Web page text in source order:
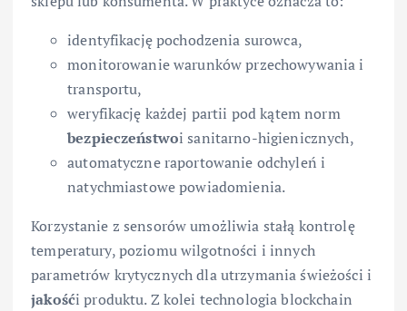
identyfikację pochodzenia surowca,
monitorowanie warunków przechowywania i
transportu,
weryfikację każdej partii pod kątem norm
bezpieczeństwoi sanitarno-higienicznych,
automatyczne raportowanie odchyleń i
natychmiastowe powiadomienia.
Korzystanie z sensorów umożliwia stałą kontrolę
temperatury, poziomu wilgotności i innych
parametrów krytycznych dla utrzymania świeżości i
jakośći produktu. Z kolei technologia blockchain